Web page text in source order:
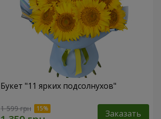
Букет "11 ярких подсолнухов"
1 599 грн Заказать